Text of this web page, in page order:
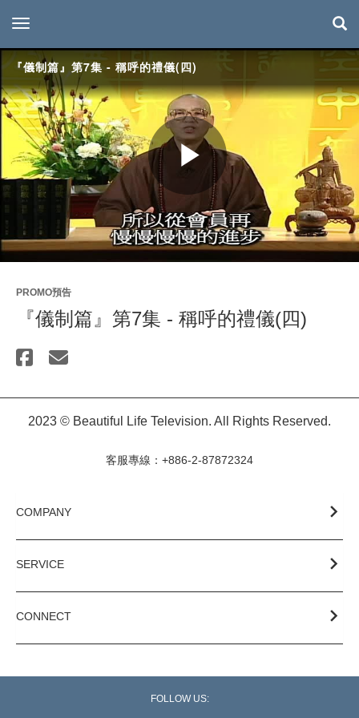
toggle navigation
『儀制篇』第7集 - 稱呼的禮儀(四)
Play
Video
PROMO預告
『儀制篇』第7集 - 稱呼的禮儀(四)
2023 © Beautiful Life Television. All Rights Reserved.
客服專線：+886-2-87872324
COMPANY
SERVICE
CONNECT
FOLLOW US: